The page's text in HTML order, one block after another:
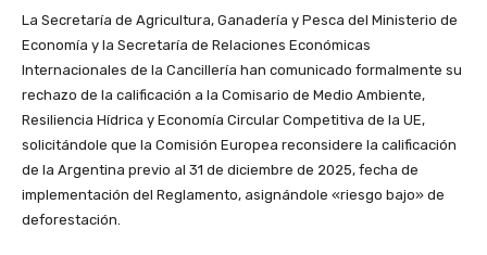
La Secretaría de Agricultura, Ganadería y Pesca del Ministerio de
Economía y la Secretaría de Relaciones Económicas
Internacionales de la Cancillería han comunicado formalmente su
rechazo de la calificación a la Comisario de Medio Ambiente,
Resiliencia Hídrica y Economía Circular Competitiva de la UE,
solicitándole que la Comisión Europea reconsidere la calificación
de la Argentina previo al 31 de diciembre de 2025, fecha de
implementación del Reglamento, asignándole «riesgo bajo» de
deforestación.